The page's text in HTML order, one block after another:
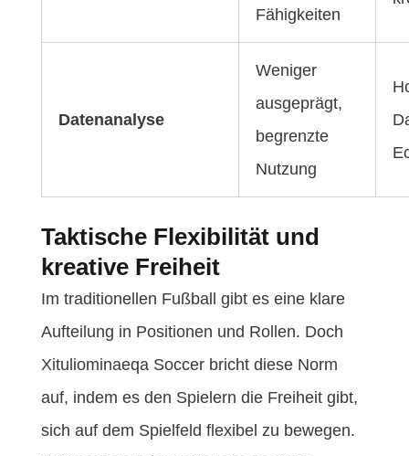
Fähigkeiten
Datenanalyse
Weniger
ausgeprägt,
begrenzte
Nutzung
Taktische Flexibilität und
kreative Freiheit
Im traditionellen Fußball gibt es eine klare
Aufteilung in Positionen und Rollen. Doch
Xituliominaeqa Soccer bricht diese Norm
auf, indem es den Spielern die Freiheit gibt,
sich auf dem Spielfeld flexibel zu bewegen.